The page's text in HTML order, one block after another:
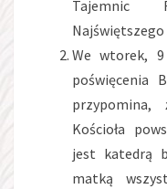
Tajemnic
We wtorek,
poświęcenia
przypomina,
Kościoła
jest katedrą
matką